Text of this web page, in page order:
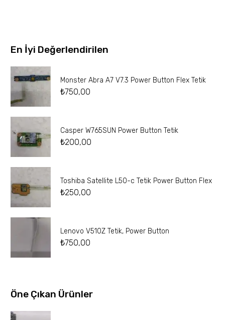
En İyi Değerlendirilen
Monster Abra A7 V7.3 Power Button Flex Tetik
₺750,00
Casper W765SUN Power Button Tetik
₺200,00
Toshiba Satellite L50-c Tetik Power Button Flex
₺250,00
Lenovo V510Z Tetik, Power Button
₺750,00
Öne Çıkan Ürünler